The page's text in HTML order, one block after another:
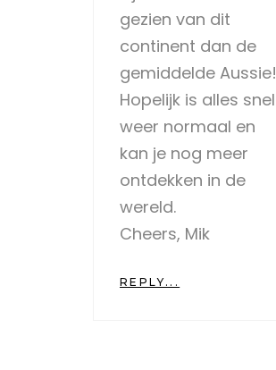
gezien van dit
continent dan de
gemiddelde Aussie!
Hopelijk is alles snel
weer normaal en
kan je nog meer
ontdekken in de
wereld.
Cheers, Mik
REPLY...